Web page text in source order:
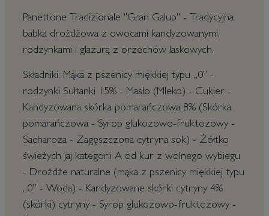
Panettone Tradizionale "Gran Galup" - Tradycyjna
babka drożdżowa z owocami kandyzowanymi,
rodzynkami i glazurą z orzechów laskowych.
Składniki: Mąka z pszenicy miękkiej typu „0” -
rodzynki Sułtanki 15% - Masło (Mleko) - Cukier -
Kandyzowana skórka pomarańczowa 8% (Skórka
pomarańczowa - Syrop glukozowo-fruktozowy -
Sacharoza - Zagęszczona cytryna sok) - Żółtko
świeżych jaj kategorii A od kur z wolnego wybiegu
- Drożdże naturalne (mąka z pszenicy miękkiej typu
„0” - Woda) - Kandyzowane skórki cytryny 4%
(skórki) cytryny - Syrop glukozowo-fruktozowy -